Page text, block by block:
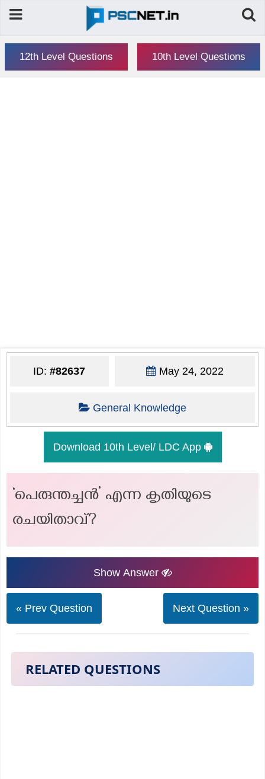
12th Level Questions 10th Level Questions
ID:#82637 May 24, 2022
General Knowledge
Download 10th Level/ LDC App
‘പെരുന്തച്ചൻ’ എന്ന കൃതിയുടെ
രചയിതാവ്?
Show Answer
« Prev Question Next Question »
RELATED QUESTIONS